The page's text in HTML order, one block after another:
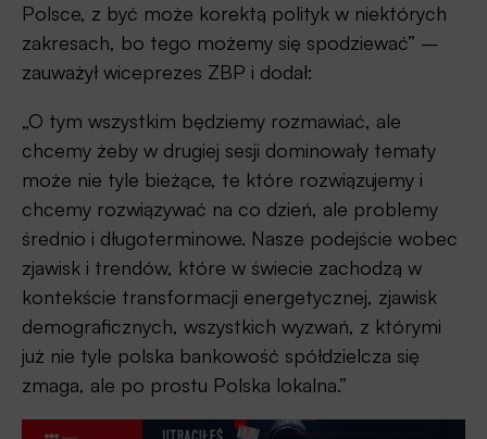
Polsce, z być może korektą polityk w niektórych
zakresach, bo tego możemy się spodziewać” –
zauważył wiceprezes ZBP i dodał:
„O tym wszystkim będziemy rozmawiać, ale
chcemy żeby w drugiej sesji dominowały tematy
może nie tyle bieżące, te które rozwiązujemy i
chcemy rozwiązywać na co dzień, ale problemy
średnio i długoterminowe. Nasze podejście wobec
zjawisk i trendów, które w świecie zachodzą w
kontekście transformacji energetycznej, zjawisk
demograficznych, wszystkich wyzwań, z którymi
już nie tyle polska bankowość spółdzielcza się
zmaga, ale po prostu Polska lokalna.”